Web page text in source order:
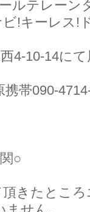
ルテレーン
!キーレス!
4-10-14に
帯090-
○
きたとこ